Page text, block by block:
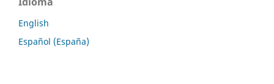
English
Español (España)